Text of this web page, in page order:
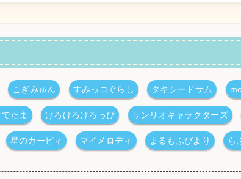
こぎみゅん すみっコぐらし タキシードサム
でたま けろけろけろっぴ サンリオキャラクターズ
星のカービィ マイメロディ まるもふびより ら